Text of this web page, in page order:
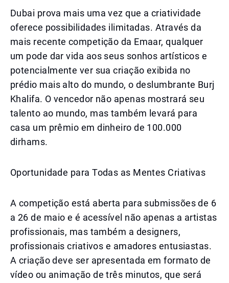
Dubai prova mais uma vez que a criatividade
oferece possibilidades ilimitadas. Através da
mais recente competição da Emaar, qualquer
um pode dar vida aos seus sonhos artísticos e
potencialmente ver sua criação exibida no
prédio mais alto do mundo, o deslumbrante Burj
Khalifa. O vencedor não apenas mostrará seu
talento ao mundo, mas também levará para
casa um prêmio em dinheiro de 100.000
dirhams.
Oportunidade para Todas as Mentes Criativas
A competição está aberta para submissões de 6
a 26 de maio e é acessível não apenas a artistas
profissionais, mas também a designers,
profissionais criativos e amadores entusiastas.
A criação deve ser apresentada em formato de
vídeo ou animação de três minutos, que será